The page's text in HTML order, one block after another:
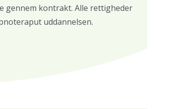
gennem kontrakt. Alle rettigheder
uddannelsen.